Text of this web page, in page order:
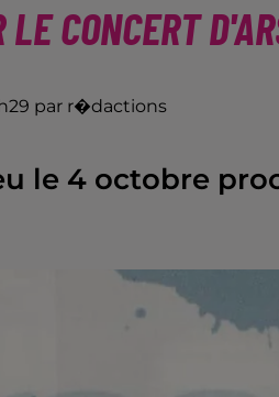
LE CONCERT
par r�dactions
le 4 octobre